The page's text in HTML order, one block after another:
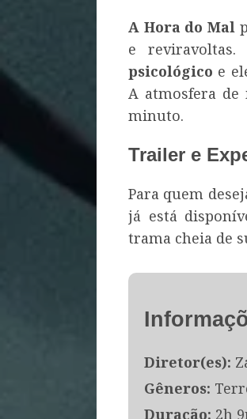
A Hora do Mal
e
psicológico e
A atmosfera
minuto.
Trailer e
Para quem
já está
trama cheia de
Diretor(es):
Gêneros:
Duração: 2h